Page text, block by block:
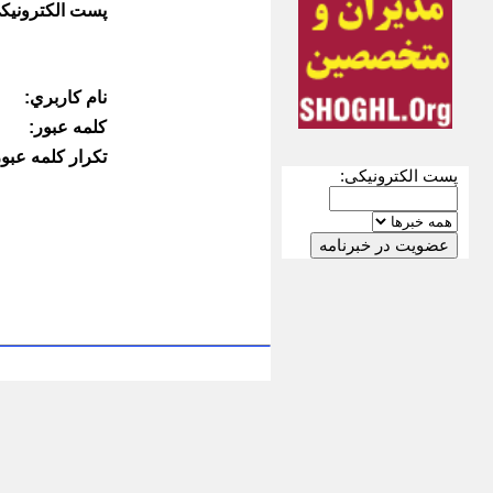
پست الکترونیکی:
پست
نام كاربري:
كلمه عبور:
تكرار كلمه